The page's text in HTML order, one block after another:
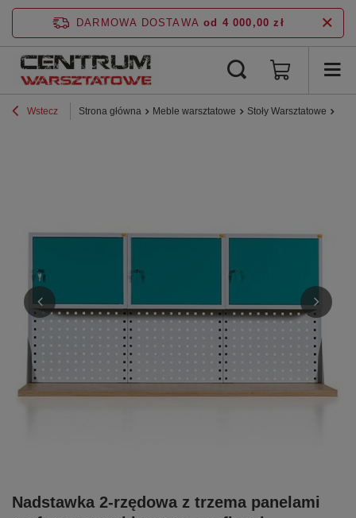
DARMOWA DOSTAWA od 4 000,00 zł
Wstecz Strona główna Meble warsztatowe Stoły Warsztatowe
Nadstawka 2-rzędowa z trzema panelami